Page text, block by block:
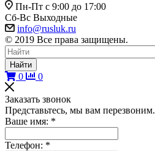
Пн-Пт с 9:00 до 17:00
Сб-Вс Выходные
info@rusluk.ru
© 2019 Все права защищены.
Найти
0 0
Заказать звонок
Представьтесь, мы вам перезвоним.
Ваше имя: *
Телефон: *